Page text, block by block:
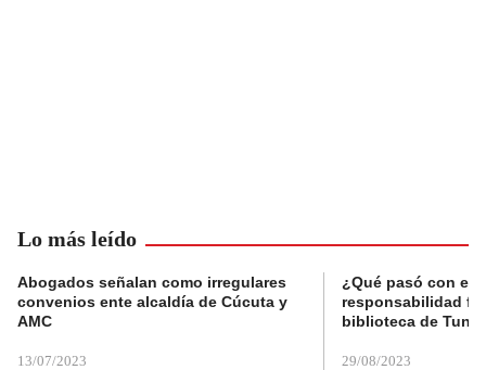
Lo más leído
Abogados señalan como irregulares
convenios ente alcaldía de Cúcuta y
AMC
13/07/2023
¿Qué pasó con el
responsabilidad
biblioteca de
29/08/2023